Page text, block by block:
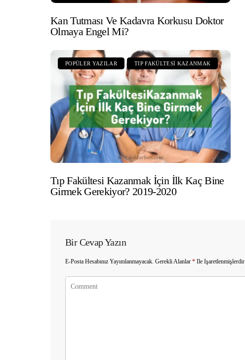
Kan Tutması Ve Kadavra Korkusu Doktor
Olmaya Engel Mi?
POPÜLER YAZILAR TIP FAKÜLTESI KAZANMAK
Tıp Fakültesi Kazanmak İçin İlk Kaç Bine
Girmek Gerekiyor? 2019-2020
Bir Cevap Yazın
E-Posta Hesabınız Yayımlanmayacak. Gerekli Alanlar * Ile Işaretlenmişlerdir